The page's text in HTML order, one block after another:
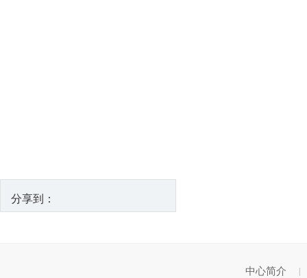
分享到：
中心简介